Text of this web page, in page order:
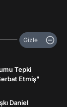
Gizle
Tepki
Etmiş"
Daniel